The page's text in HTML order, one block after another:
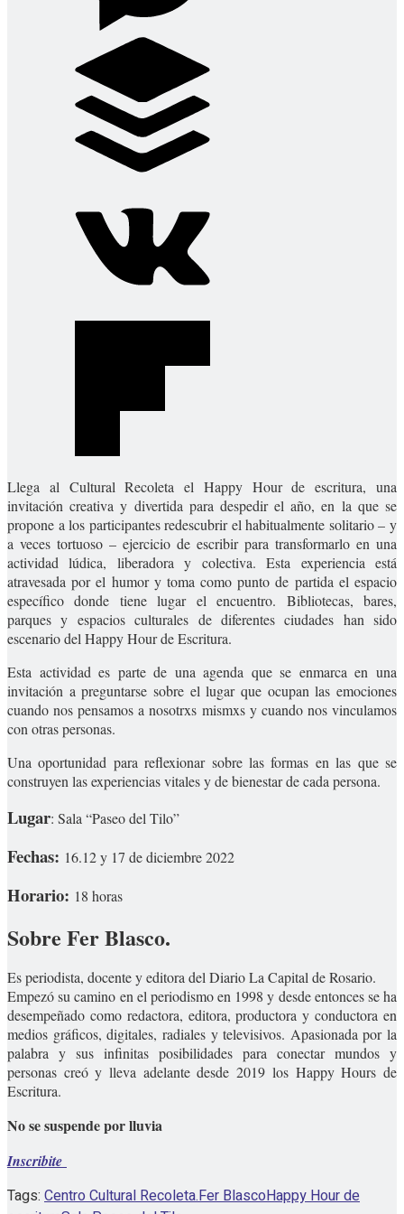
Llega al Cultural Recoleta el Happy Hour de escritura, una
invitación creativa y divertida para despedir el año, en la que se
propone a los participantes redescubrir el habitualmente solitario – y
a veces tortuoso – ejercicio de escribir para transformarlo en una
actividad lúdica, liberadora y colectiva. Esta experiencia está
atravesada por el humor y toma como punto de partida el espacio
específico donde tiene lugar el encuentro. Bibliotecas, bares,
parques y espacios culturales de diferentes ciudades han sido
escenario del Happy Hour de Escritura.
Esta actividad es parte de una agenda que se enmarca en una
invitación a preguntarse sobre el lugar que ocupan las emociones
cuando nos pensamos a nosotrxs mismxs y cuando nos vinculamos
con otras personas.
Una oportunidad para reflexionar sobre las formas en las que se
construyen las experiencias vitales y de bienestar de cada persona.
Lugar: Sala “Paseo del Tilo”
Fechas: 16.12 y 17 de diciembre 2022
Horario: 18 horas
Sobre Fer Blasco.
Es periodista, docente y editora del Diario La Capital de Rosario.
Empezó su camino en el periodismo en 1998 y desde entonces se ha
desempeñado como redactora, editora, productora y conductora en
medios gráficos, digitales, radiales y televisivos. Apasionada por la
palabra y sus infinitas posibilidades para conectar mundos y
personas creó y lleva adelante desde 2019 los Happy Hours de
Escritura.
No se suspende por lluvia
Inscribite
Tags: Centro Cultural Recoleta.Fer BlascoHappy Hour de